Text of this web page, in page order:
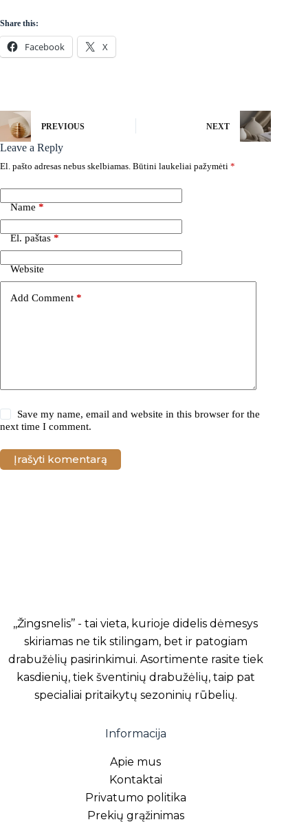
Share this:
Facebook X
PREVIOUS NEXT
Leave a Reply
El. pašto adresas nebus skelbiamas. Būtini laukeliai pažymėti *
Name *
El. paštas *
Website
Add Comment *
Save my name, email and website in this browser for the
next time I comment.
Įrašyti komentarą
,,Žingsnelis’’ - tai vieta, kurioje didelis dėmesys
skiriamas ne tik stilingam, bet ir patogiam
drabužėlių pasirinkimui. Asortimente rasite tiek
kasdienių, tiek šventinių drabužėlių, taip pat
specialiai pritaikytų sezoninių rūbelių.
Informacija
Apie mus
Kontaktai
Privatumo politika
Prekių grąžinimas